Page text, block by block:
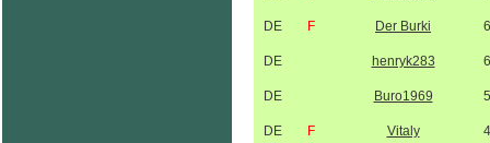
DE F Der Burki
DE henryk283
DE Buro1969
DE F Vitaly